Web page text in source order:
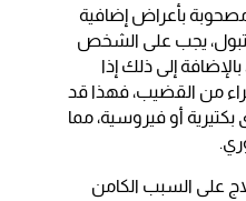
مصحوبة بأعراض إضافية
التبول، يجب على الشخص
إلى ذلك إذا
من القضيب، فهذا قد
أو فيروسية، مما
على السبب الكامن